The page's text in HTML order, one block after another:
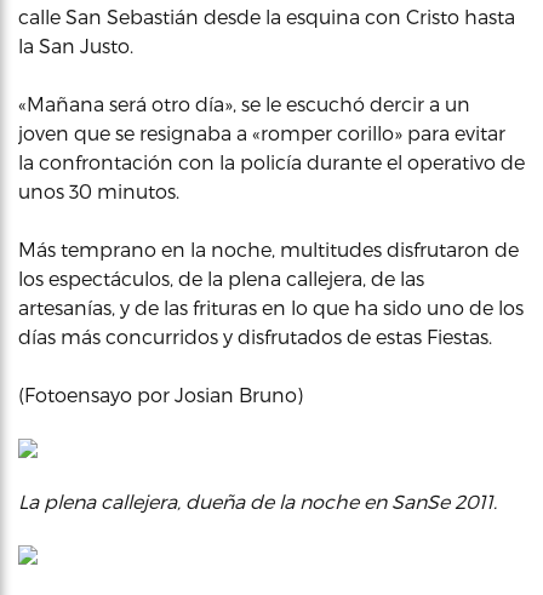
calle San Sebastián desde la esquina con Cristo hasta
la San Justo.
«Mañana será otro día», se le escuchó dercir a un
joven que se resignaba a «romper corillo» para evitar
la confrontación con la policía durante el operativo de
unos 30 minutos.
Más temprano en la noche, multitudes disfrutaron de
los espectáculos, de la plena callejera, de las
artesanías, y de las frituras en lo que ha sido uno de los
días más concurridos y disfrutados de estas Fiestas.
(Fotoensayo por Josian Bruno)
La plena callejera, dueña de la noche en SanSe 2011.